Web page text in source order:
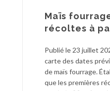
Maïs
récoltes à
Publié le 23 juillet
carte des dates
de maïs fourrage.
que les premières